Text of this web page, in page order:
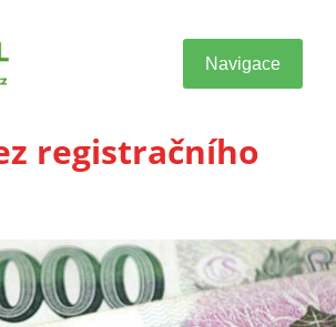
Navigace
registračního